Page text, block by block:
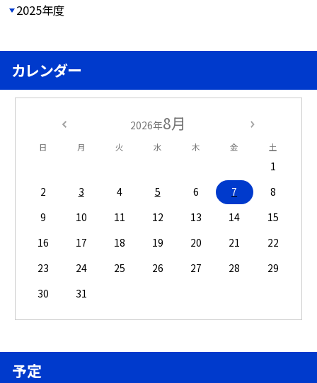
2025年度
カレンダー
2026年8月
日 月 火 水 木 金 土
1
2
3 4 5 6 7
8
9
10 11 12 13 14
15
16
17 18 19 20 21
22
23
24 25 26 27 28
29
30
31
予定